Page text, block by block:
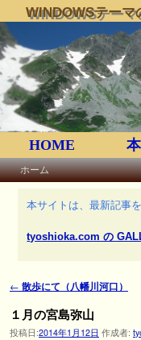
WINDOWSテーマ
HOME 本
ホーム
本サイトは、最新記事
tyoshioka.com の
投稿ナビゲーション
← 散歩にて（八幡川河口）
１月の宮島弥山
投稿日:2014年1月12日 作成者: